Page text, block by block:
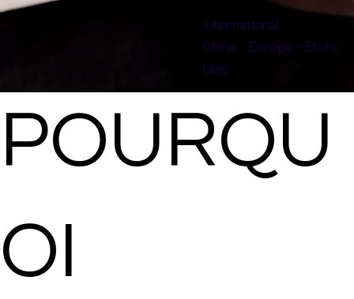
International
Chine - Europe - États-
Unis.
POURQU
OI